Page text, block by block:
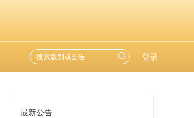
登录
最新公告